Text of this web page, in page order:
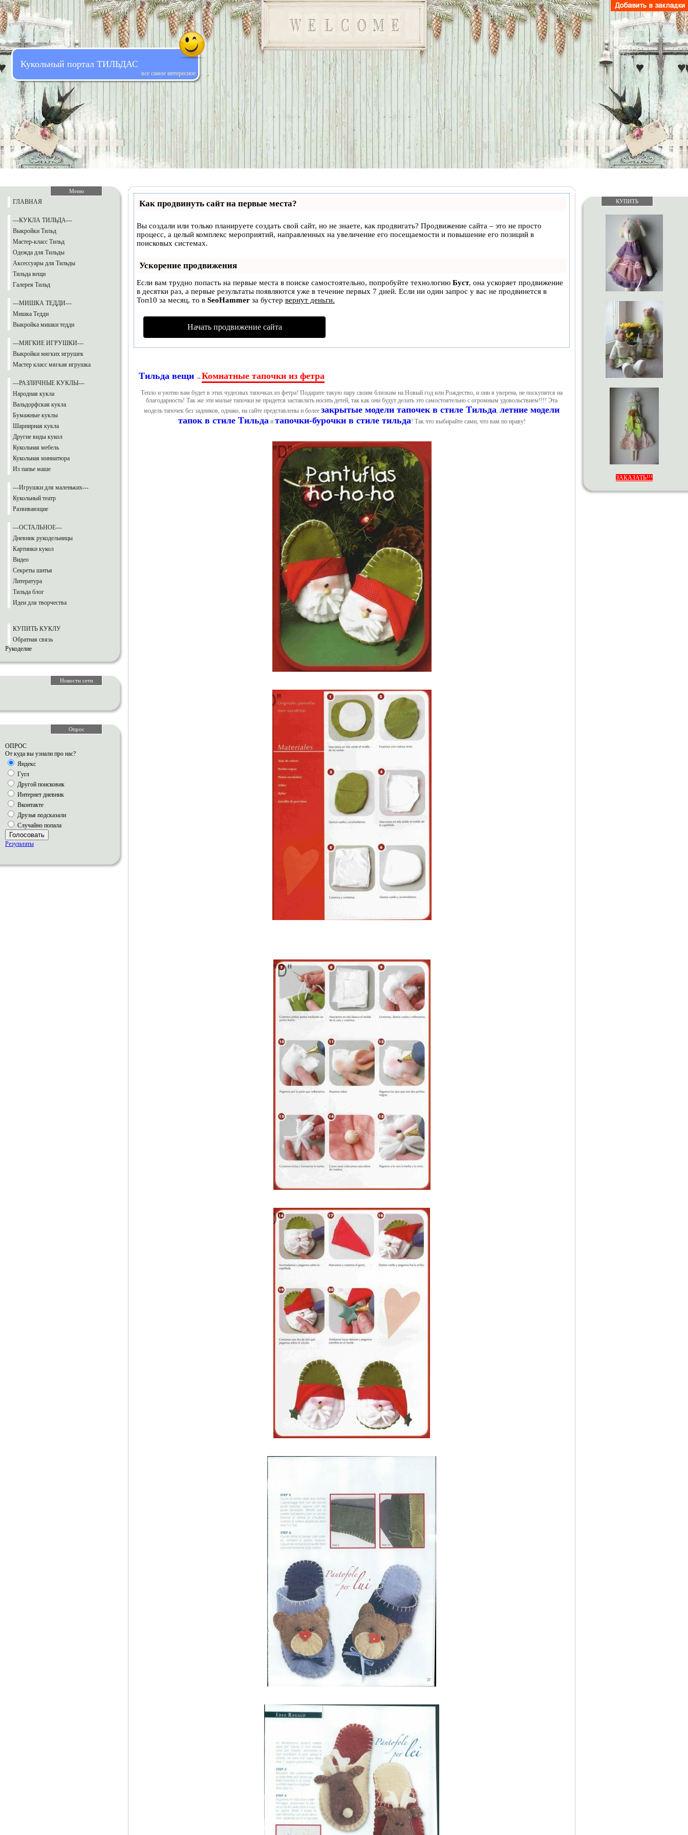
Кукольный портал ТИЛЬДАС
все самое интересное
Меню
ГЛАВНАЯ
---КУКЛА ТИЛЬДА---
Выкройки Тильд
Мастер-класс Тильд
Одежда для Тильды
Аксессуары для Тильды
Тильда вещи
Галерея Тильд
---МИШКА ТЕДДИ---
Мишка Тедди
Выкройка мишки тедди
---МЯГКИЕ ИГРУШКИ---
Выкройки мягких игрушек
Мастер класс мягкая игрушка
---РАЗЛИЧНЫЕ КУКЛЫ---
Народная кукла
Вальдорфская кукла
Бумажные куклы
Шарнирная кукла
Другие виды кукол
Кукольная мебель
Кукольная миниатюра
Из папье маше
---Игрушки для маленьких---
Кукольный театр
Развивающие
---ОСТАЛЬНОЕ---
Дневник рукодельницы
Картинки кукол
Видео
Секреты шитья
Литература
Тильда блог
Идеи для творчества
КУПИТЬ КУКЛУ
Обратная связь
Рукоделие
Новости сети
Опрос
ОПРОС
От куда вы узнали про нас?
Яндекс
Гугл
Другой поисковик
Интернет дневник
Вконтакте
Друзья подсказали
Случайно попала
Голосовать
Результаты
Как продвинуть сайт на первые места?
Вы создали или только планируете создать свой сайт, но не знаете, как продвигать? Продвижение сайта – это не просто
процесс, а целый комплекс мероприятий, направленных на увеличение его посещаемости и повышение его позиций в
поисковых системах.
Ускорение продвижения
Если вам трудно попасть на первые места в поиске самостоятельно, попробуйте технологию Буст, она ускоряет продвижение
в десятки раз, а первые результаты появляются уже в течение первых 7 дней. Если ни один запрос у вас не продвинется в
Топ10 за месяц, то в SeoHammer за бустер вернут деньги.
Начать продвижение сайта
Тильда вещи →Комнатные тапочки из фетра
Тепло и уютно вам будет в этих чудесных тапочках из фетра! Подарите такую пару своим близким на Новый год или Рождество, и они я уверена, не поскупятся на
благодарность! Так же эти милые тапочки не придется заставлять носить детей, так как они будут делать это самостоятельно с огромным удовольствием!!!! Эта
модель тапочек без задников, однако, на сайте представлены и более закрытые модели тапочек в стиле Тильда, летние модели
тапок в стиле Тильдаи тапочки-бурочки в стиле тильда! Так что выбирайте сами, что вам по нраву!
КУПИТЬ
ЗАКАЗАТЬ!!!